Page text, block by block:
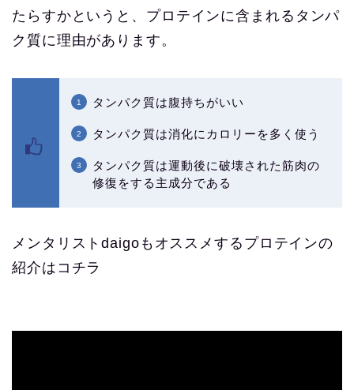
たらすかというと、プロテインに含まれるタンパ
ク質に理由があります。
タンパク質は腹持ちがいい
タンパク質は消化にカロリーを多く使う
タンパク質は運動後に破壊された筋肉の
修復をする主成分である
メンタリストdaigoもオススメするプロテインの
紹介はコチラ